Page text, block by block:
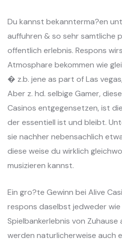
Du kannst bekannterma?en
auffuhren & so sehr samtliche
offentlich erlebnis. Respons
Atmosphare bekommen wie
� z.b. jene as part of Las
Aber z. hd. selbige Gamer,
Casinos entgegensetzen, ist
der essentiell ist und bleibt.
sie nachher nebensachlich
diese weise du wirklich
musizieren kannst.
Ein gro?te Gewinn bei Alive
respons daselbst jedweder
Spielbankerlebnis von Zuhause
werden naturlicherweise auch